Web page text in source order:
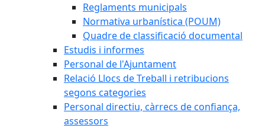
Reglaments municipals
Normativa urbanística (POUM)
Quadre de classificació documental
Estudis i informes
Personal de l'Ajuntament
Relació Llocs de Treball i retribucions
segons categories
Personal directiu, càrrecs de confiança,
assessors